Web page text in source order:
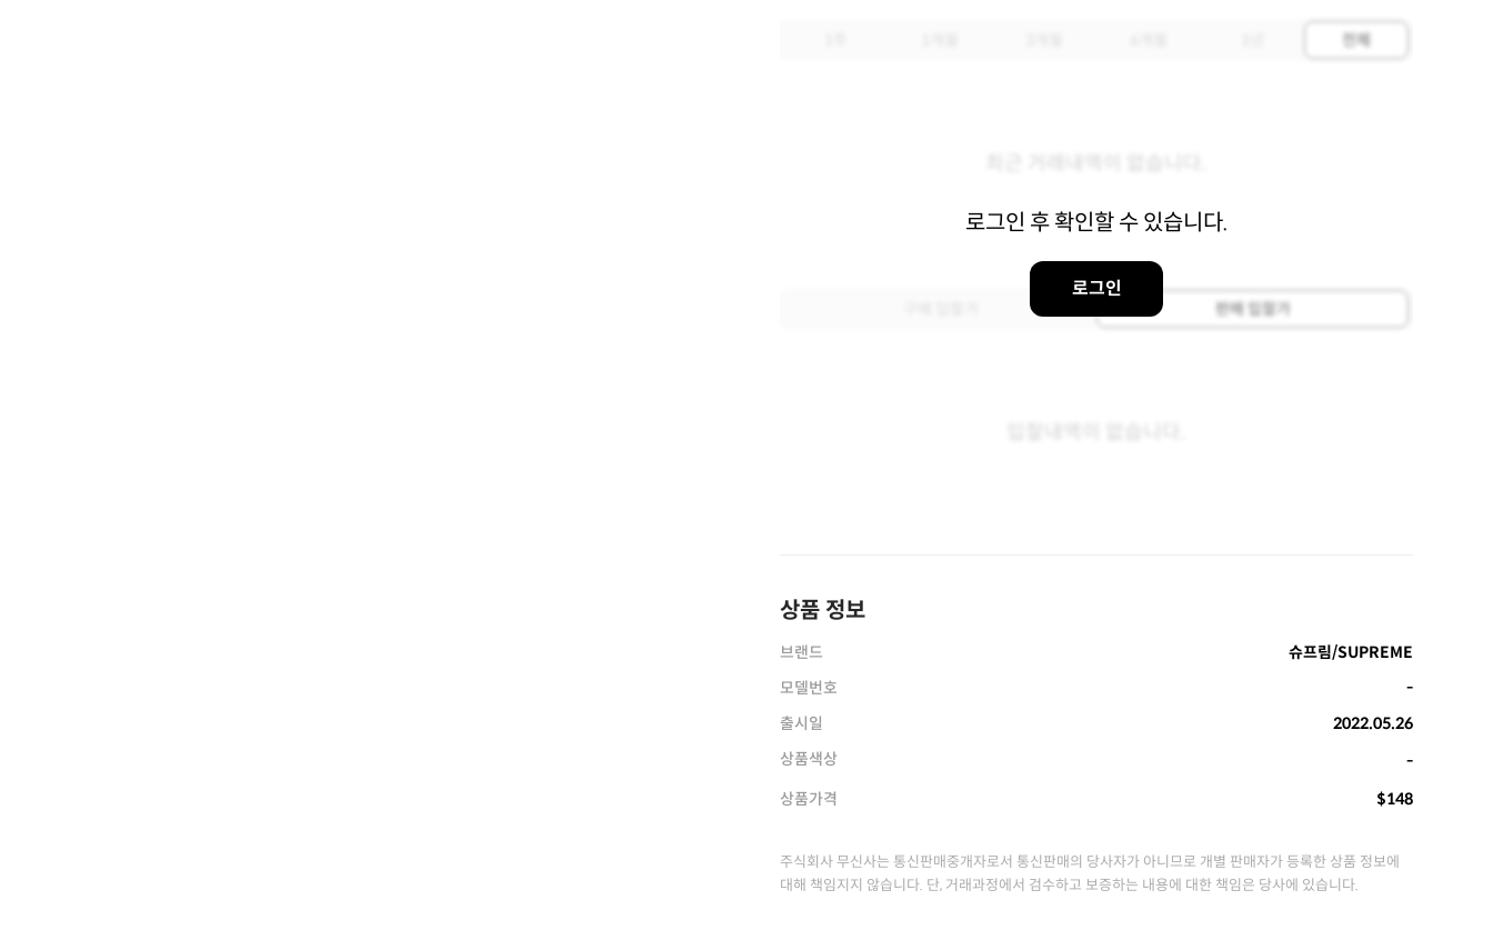
로그인 후 확인할 수 있습니다.
로그인
전체
판매 입찰가
상품 정보
브랜드
슈프림/SUPREME
모델번호
-
출시일
2022.05.26
상품색상
-
상품가격
$148
주식회사 무신사는 통신판매중개자로서 통신판매의 당사자가 아니므로 개별 판매자가 등록한 상품 정보에
대해 책임지지 않습니다. 단, 거래과정에서 검수하고 보증하는 내용에 대한 책임은 당사에 있습니다.